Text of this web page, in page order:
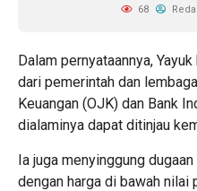
68
Dalam pernyataannya,
dari pemerintah dan
Keuangan (OJK) dan Bank
dialaminya dapat ditinjau
Ia juga menyinggung
dengan harga di bawah nilai